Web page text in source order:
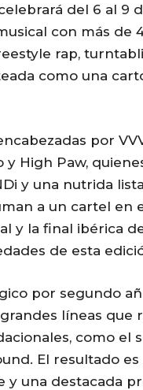
del 6 al 9
con más de
rap,
como una
por
y High Paw,
y una nutrida
a un cartel en
y la final ibérica
de esta
por segundo
líneas que
como el
El resultado
una destacada